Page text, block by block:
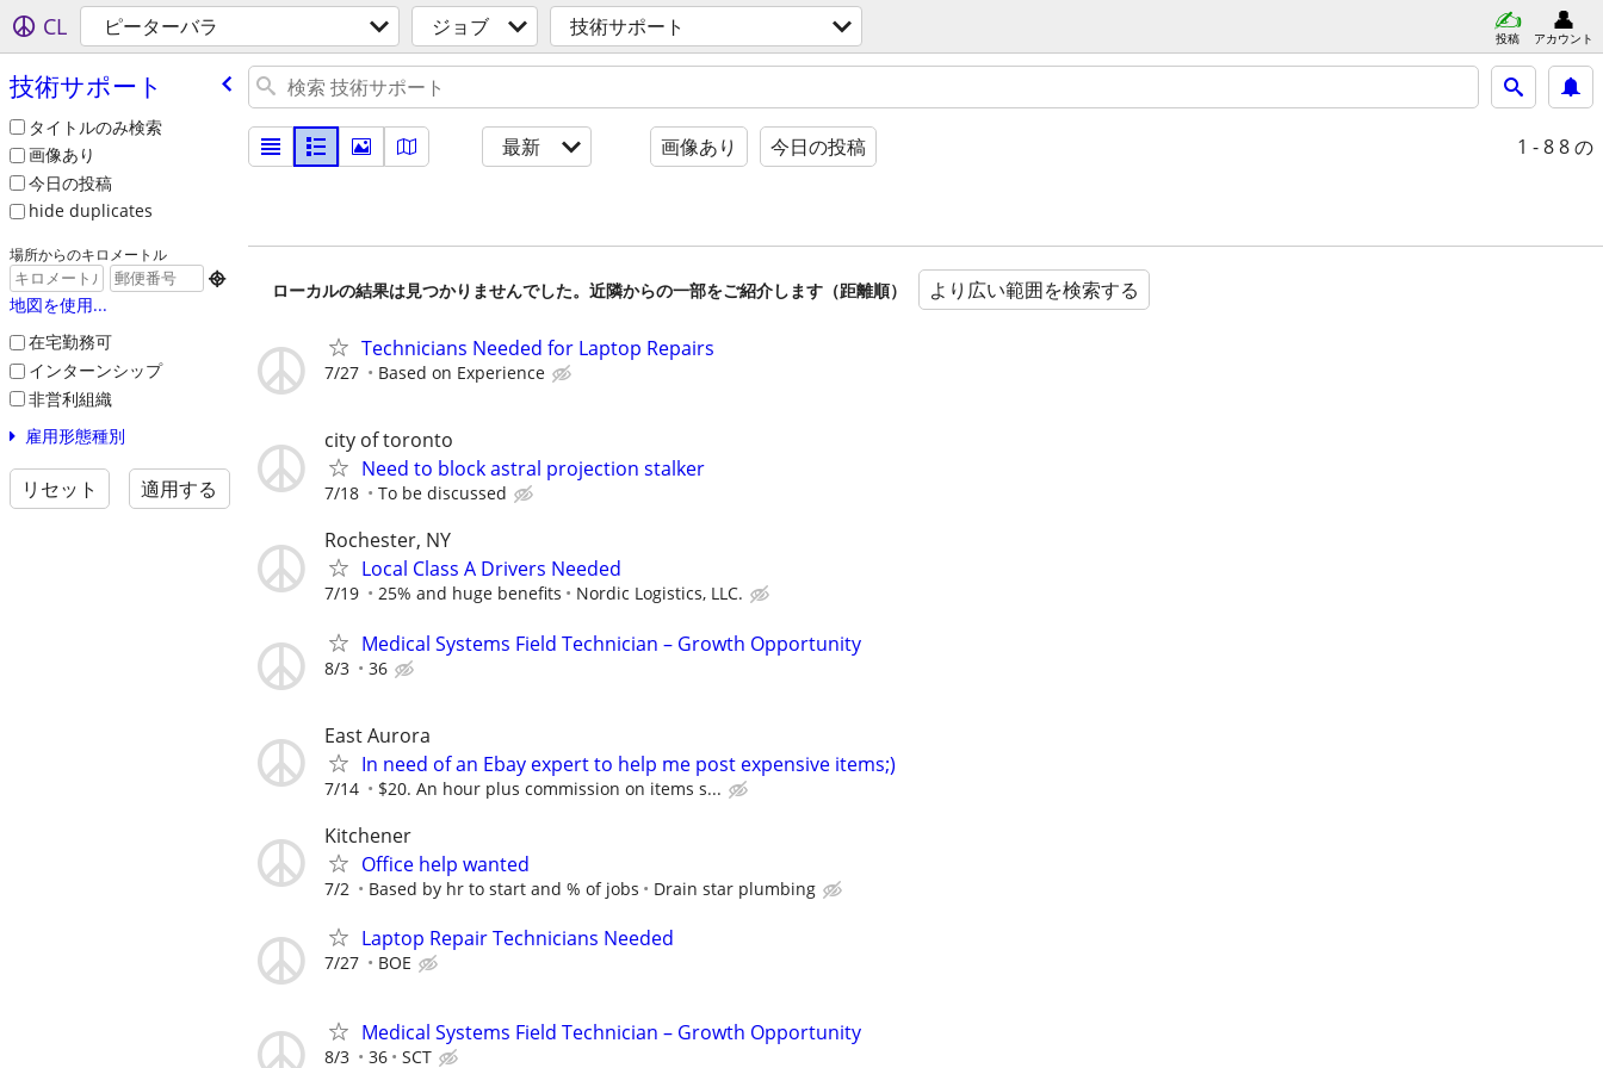
CL ピーターバラ ジョブ 技術サポート 投稿 アカウント
技術サポート
タイトルのみ検索
画像あり
今日の投稿
hide duplicates
場所からのキロメートル

地図を使用...
在宅勤務可
インターンシップ
非営利組織
雇用形態種別
リセット 適用する
最新 画像あり 今日の投稿 1 - 88 の
ローカルの結果は見つかりませんでした。近隣からの一部をご紹介します（距離順） より広い範囲を検索する
Technicians Needed for Laptop Repairs
7/27 Based on Experience
city of toronto
Need to block astral projection stalker
7/18 To be discussed
Rochester, NY
Local Class A Drivers Needed
7/19 25% and huge benefits Nordic Logistics, LLC.
Medical Systems Field Technician – Growth Opportunity
8/3 36
East Aurora
In need of an Ebay expert to help me post expensive items;)
7/14 $20. An hour plus commission on items s...
Kitchener
Office help wanted
7/2 Based by hr to start and % of jobs Drain star plumbing
Laptop Repair Technicians Needed
7/27 BOE
Medical Systems Field Technician – Growth Opportunity
8/3 36 SCT